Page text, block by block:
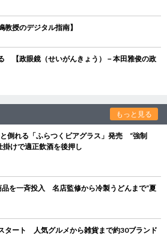
授のデジタル指南】
【政眼鏡（せいがんきょう）－本田雅俊の政
もっと見る
倒れる「ふらつくビアグラス」発売 “強制
掛けで適正飲酒を後押し
品を一斉投入 名店監修から冷製うどんまで“夏
タート 人気グルメから雑貨まで約30ブランド